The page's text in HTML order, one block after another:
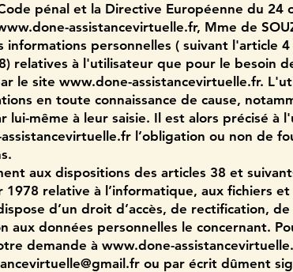
pénal et la Directive Européenne du 24
assistancevirtuelle.fr, Mme de
informations personnelles ( suivant l'article 4
relatives à l'utilisateur que pour le besoin
le site www.done-assistancevirtuelle.fr.
en toute connaissance de cause,
lui-même à leur saisie. Il est alors précisé à
l’obligation ou non de
aux dispositions des articles 38 et
1978 relative à l’informatique, aux fichiers
d’un droit d’accès, de rectification,
aux données personnelles le concernant.
demande à www.done-
ou par écrit dûment